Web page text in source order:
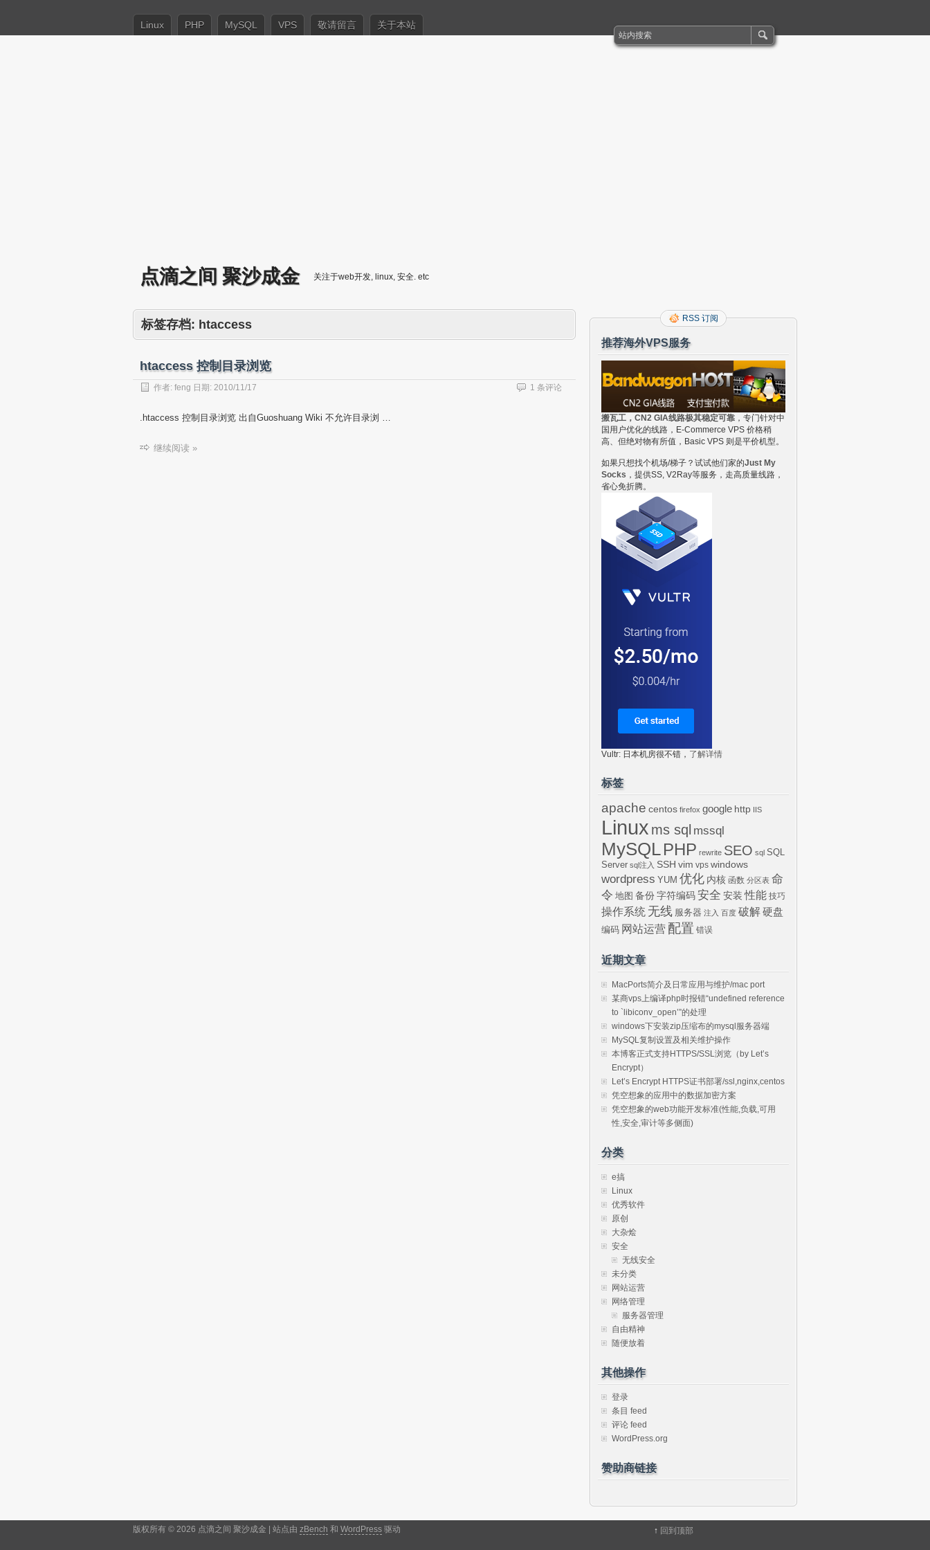
Linux PHP MySQL VPS 敬请留言 关于本站
点滴之间 聚沙成金 关注于web开发, linux, 安全. etc
标签存档: htaccess
htaccess 控制目录浏览
作者: feng 日期: 2010/11/17 1 条评论
.htaccess 控制目录浏览 出自Guoshuang Wiki 不允许目录浏 …
继续阅读 »
RSS 订阅
推荐海外VPS服务
搬瓦工，CN2 GIA线路极其稳定可靠 ，专门针对中
国用户优化的线路，E-Commerce VPS 价格稍
高、但绝对物有所值，Basic VPS 则是平价机型。
如果只想找个机场/梯子？试试他们家的Just My
Socks ，提供SS, V2Ray等服务，走高质量线路，
省心免折腾。
Vultr: 日本机房很不错， 了解详情
标签
apache centos firefox google http IIS
Linux ms sql mssql
MySQLPHP rewrite SEO sql SQL
Server sql注入 SSH vim vps windows
wordpress YUM 优化 内核 函数 分区表 命
令 地图 备份 字符编码 安全 安装 性能 技巧
操作系统 无线 服务器 注入 百度 破解硬盘
编码 网站运营 配置 错误
近期文章
MacPorts简介及日常应用与维护/mac port
某商vps上编译php时报错“undefined reference
to `libiconv_open’”的处理
windows下安装zip压缩布的mysql服务器端
MySQL复制设置及相关维护操作
本博客正式支持HTTPS/SSL浏览（by Let’s
Encrypt）
Let’s Encrypt HTTPS证书部署/ssl,nginx,centos
凭空想象的应用中的数据加密方案
凭空想象的web功能开发标准(性能,负载,可用
性,安全,审计等多侧面)
分类
e搞
Linux
优秀软件
原创
大杂烩
安全
无线安全
未分类
网站运营
网络管理
服务器管理
自由精神
随便放着
其他操作
登录
条目 feed
评论 feed
WordPress.org
赞助商链接
版权所有 © 2026 点滴之间 聚沙成金 | 站点由 zBench 和 WordPress 驱动 ↑ 回到顶部